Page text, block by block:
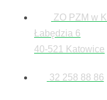
ZO PZM w
Łabędzia 6
40-521 Katowice
32 258 88 86